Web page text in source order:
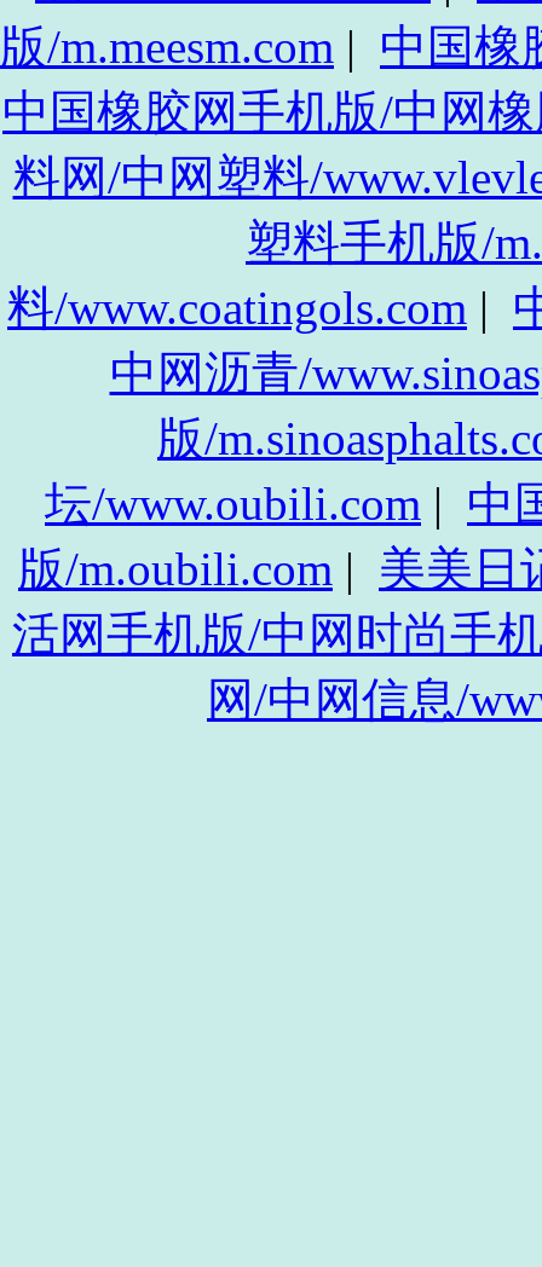
版/m.meesm.com | 中国橡
中国橡胶网手机版/中网
料网/中网塑料/
塑料手机版/
料/www.coatingols.com |
中网沥青/
版/
坛/www.oubili.com | 中
版/m.oubili.com | 美美日
活网手机版/中网时尚手
网/中网信息/